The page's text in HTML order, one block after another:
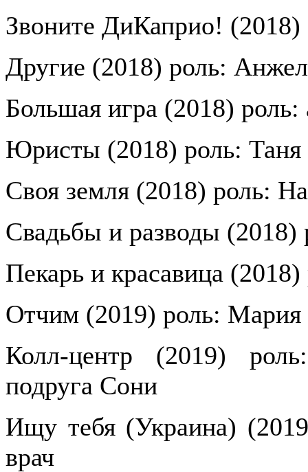
Звоните ДиКаприо! (2018)
Другие (2018) роль:
Большая игра (2018) роль:
Юристы (2018) роль: Таня
Своя земля (2018) роль:
Свадьбы и разводы (2018)
Пекарь и красавица
Отчим (2019) роль: Мария
Колл-центр (2019)
подруга Сони
Ищу тебя (Украина)
врач